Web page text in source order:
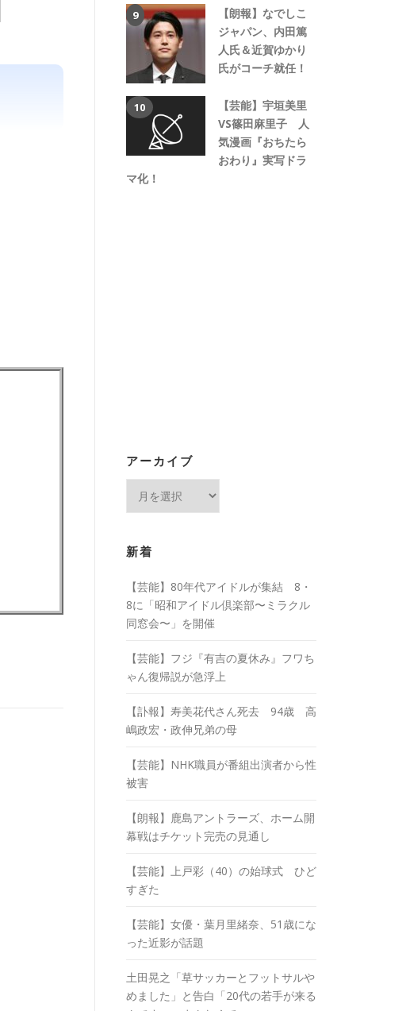
【朗報】なでしこ
ジャパン、内田篤
人氏＆近賀ゆかり
氏がコーチ就任！
【芸能】宇垣美里
VS篠田麻里子 人
気漫画『おちたら
おわり』実写ドラ
マ化！
アーカイブ
イ
ブ
新着
【芸能】80年代アイドルが集結 8・
8に「昭和アイドル倶楽部〜ミラクル
同窓会〜」を開催
【芸能】フジ『有吉の夏休み』フワち
ゃん復帰説が急浮上
【訃報】寿美花代さん死去 94歳 高
嶋政宏・政伸兄弟の母
【芸能】NHK職員が番組出演者から性
被害
【朗報】鹿島アントラーズ、ホーム開
幕戦はチケット完売の見通し
【芸能】上戸彩（40）の始球式 ひど
すぎた
【芸能】女優・葉月里緒奈、51歳にな
った近影が話題
土田晃之「草サッカーとフットサルや
めました」と告白「20代の若手が来る